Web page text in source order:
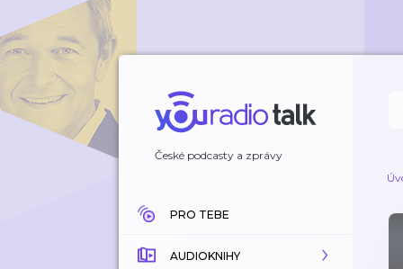
České podcasty a zprávy
PRO TEBE
AUDIOKNIHY